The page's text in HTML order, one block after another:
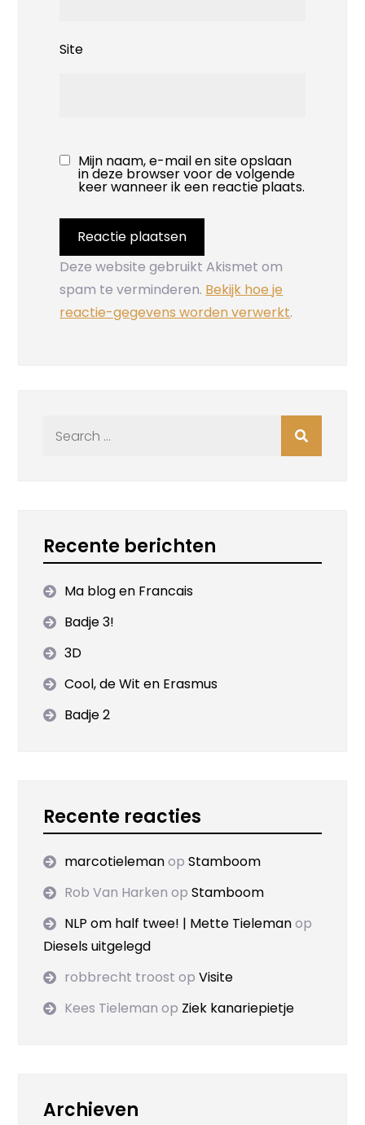
Site
Mijn naam, e-mail en site opslaan
in deze browser voor de volgende
keer wanneer ik een reactie plaats.
Deze website gebruikt Akismet om
spam te verminderen. Bekijk hoe je
reactie-gegevens worden verwerkt.
Recente berichten
Ma blog en Francais
Badje 3!
3D
Cool, de Wit en Erasmus
Badje 2
Recente reacties
marcotielemanopStamboom
Rob Van Harken opStamboom
NLP om half twee! | Mette Tielemanop
Diesels uitgelegd
robbrecht troost opVisite
Kees Tieleman op Ziek kanariepietje
Archieven